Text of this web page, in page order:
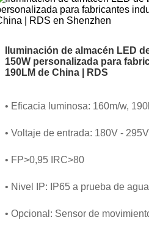
Iluminación de almacén LED
150W personalizada para
190LM de China | RDS
• Eficacia luminosa: 160m/w,
• Voltaje de entrada: 180V - 295V
• FP>0,95 IRC>80
• Nivel IP: IP65 a prueba de agua
• Opcional: Sensor de